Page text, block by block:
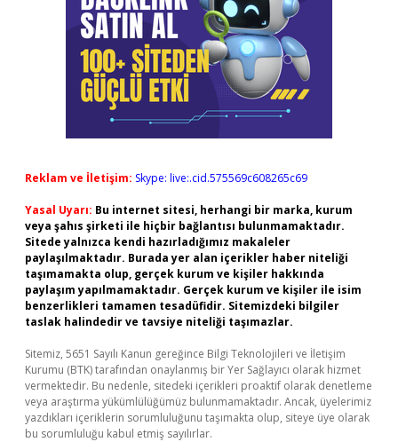
Reklam ve İletişim: Skype: live:.cid.575569c608265c69
Yasal Uyarı: Bu internet sitesi, herhangi bir marka, kurum
veya şahıs şirketi ile hiçbir bağlantısı bulunmamaktadır.
Sitede yalnızca kendi hazırladığımız makaleler
paylaşılmaktadır. Burada yer alan içerikler haber niteliği
taşımamakta olup, gerçek kurum ve kişiler hakkında
paylaşım yapılmamaktadır. Gerçek kurum ve kişiler ile isim
benzerlikleri tamamen tesadüfidir. Sitemizdeki bilgiler
taslak halindedir ve tavsiye niteliği taşımazlar.
Sitemiz, 5651 Sayılı Kanun gereğince Bilgi Teknolojileri ve İletişim
Kurumu (BTK) tarafından onaylanmış bir Yer Sağlayıcı olarak hizmet
vermektedir. Bu nedenle, sitedeki içerikleri proaktif olarak denetleme
veya araştırma yükümlülüğümüz bulunmamaktadır. Ancak, üyelerimiz
yazdıkları içeriklerin sorumluluğunu taşımakta olup, siteye üye olarak
bu sorumluluğu kabul etmiş sayılırlar.